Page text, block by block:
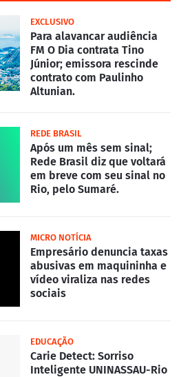
EXCLUSIVO
Para alavancar audiência
FM O Dia contrata Tino
Júnior; emissora rescinde
contrato com Paulinho
Altunian.
REDE BRASIL
Após um mês sem sinal;
Rede Brasil diz que voltará
em breve com seu sinal no
Rio, pelo Sumaré.
MICRO NOTÍCIA
Empresário denuncia taxas
abusivas em maquininha e
vídeo viraliza nas redes
sociais
EDUCAÇÃO
Carie Detect: Sorriso
Inteligente UNINASSAU-Rio